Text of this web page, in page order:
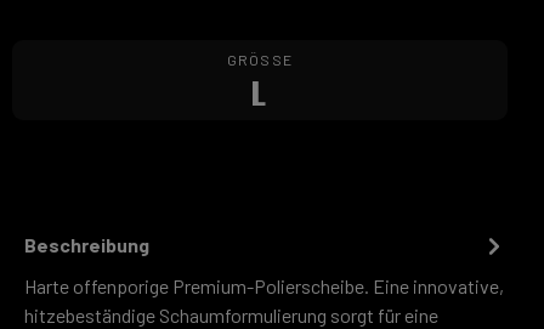
GRÖSSE
L
Beschreibung
Harte offenporige Premium-Polierscheibe. Eine innovative,
hitzebeständige Schaumformulierung sorgt für eine